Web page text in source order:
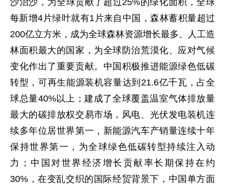
每新增4片绿叶就有1片来自中国，森林蓄积量超过
200亿立方米，成为全球森林资源增长最多、人工造
林面积最大的国家，为全球防治荒漠化、应对气候
变化作出了重要贡献。中国积极推进能源绿色低碳
转型，可再生能源装机容量达到21.6亿千瓦，占全
球总量40%以上；建成了全球覆盖温室气体排放量
最大的碳排放权交易市场，风电、光伏发电装机连
续多年位居世界第一，新能源汽车产销量连续十年
保持世界第一，为全球绿色低碳转型持续注入动
力；中国对世界经济增长贡献率长期保持在约
30%，在变乱交织的国际经贸背景下，中国单方面